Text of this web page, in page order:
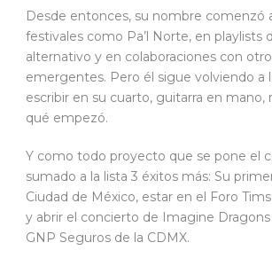
Desde entonces, su nombre comenzó
festivales como Pa’l Norte, en playlists
alternativo y en colaboraciones con
emergentes. Pero él sigue volviendo a
escribir en su cuarto, guitarra en mano,
qué empezó.
Y como todo proyecto que se pone el
sumado a la lista 3 éxitos más: Su
Ciudad de México, estar en el Foro
y abrir el concierto de Imagine
GNP Seguros de la CDMX.